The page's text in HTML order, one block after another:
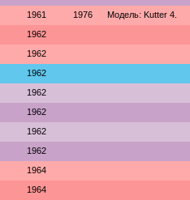
1961 1976 Модель: Kutter 4.
1962
1962
1962
1962
1962
1962
1962
1964
1964